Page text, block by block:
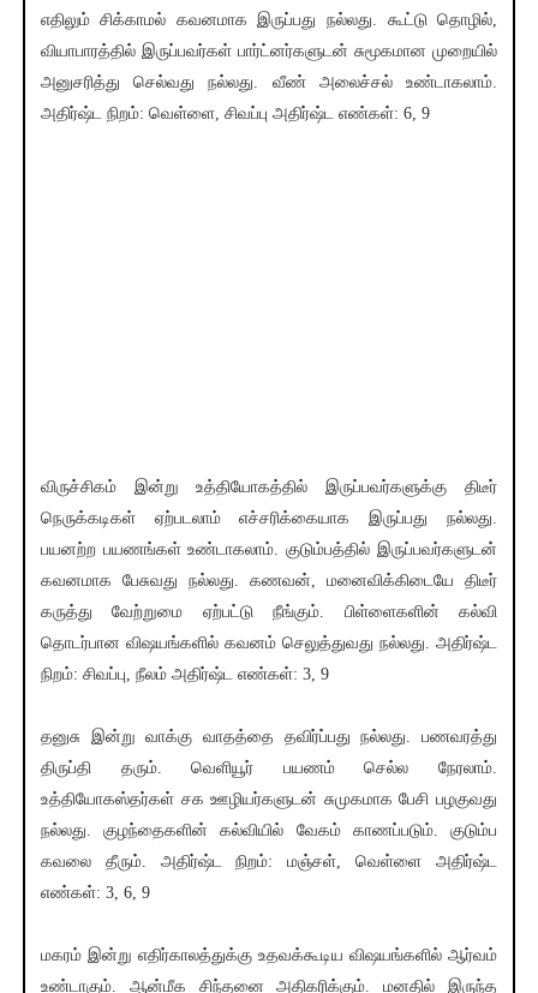
எதிலும் சிக்காமல் கவனமாக இருப்பது நல்லது. கூட்டு தொழில்,
வியாபாரத்தில் இருப்பவர்கள் பார்ட்னர்களுடன் சுமூகமான முறையில்
அனுசரித்து செல்வது நல்லது. வீண் அலைச்சல் உண்டாகலாம்.
அதிர்ஷ்ட நிறம்: வெள்ளை, சிவப்பு அதிர்ஷ்ட எண்கள்: 6, 9
விருச்சிகம் இன்று உத்தியோகத்தில் இருப்பவர்களுக்கு திடீர்
நெருக்கடிகள் ஏற்படலாம் எச்சரிக்கையாக இருப்பது நல்லது.
பயனற்ற பயணங்கள் உண்டாகலாம். குடும்பத்தில் இருப்பவர்களுடன்
கவனமாக பேசுவது நல்லது. கணவன், மனைவிக்கிடையே திடீர்
கருத்து வேற்றுமை ஏற்பட்டு நீங்கும். பிள்ளைகளின் கல்வி
தொடர்பான விஷயங்களில் கவனம் செலுத்துவது நல்லது. அதிர்ஷ்ட
நிறம்: சிவப்பு, நீலம் அதிர்ஷ்ட எண்கள்: 3, 9
தனுசு இன்று வாக்கு வாதத்தை தவிர்ப்பது நல்லது. பணவரத்து
திருப்தி தரும். வெளியூர் பயணம் செல்ல நேரலாம்.
உத்தியோகஸ்தர்கள் சக ஊழியர்களுடன் சுமுகமாக பேசி பழகுவது
நல்லது. குழந்தைகளின் கல்வியில் வேகம் காணப்படும். குடும்ப
கவலை தீரும். அதிர்ஷ்ட நிறம்: மஞ்சள், வெள்ளை அதிர்ஷ்ட
எண்கள்: 3, 6, 9
மகரம் இன்று எதிர்காலத்துக்கு உதவக்கூடிய விஷயங்களில் ஆர்வம்
உண்டாகும். ஆன்மீக சிந்தனை அதிகரிக்கும். மனதில் இருந்த